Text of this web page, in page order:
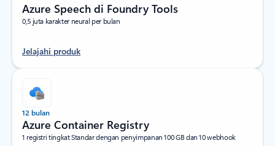
Azure Speech di Foundry Tools
0,5 juta karakter neural per bulan
Jelajahi produk
12 bulan
Azure Container Registry
1 registri tingkat Standar dengan penyimpanan 100 GB dan 10 webhook